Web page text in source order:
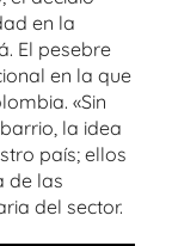
en la
El pesebre
en la que
«Sin
la idea
país; ellos
de las
del sector.